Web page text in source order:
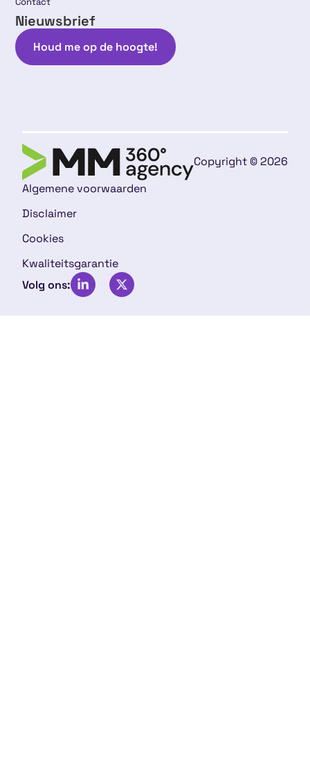
Nieuwsbrief
Houd me op de hoogte!
Copyright © 2026
Algemene voorwaarden
Disclaimer
Cookies
Kwaliteitsgarantie
Volg ons: